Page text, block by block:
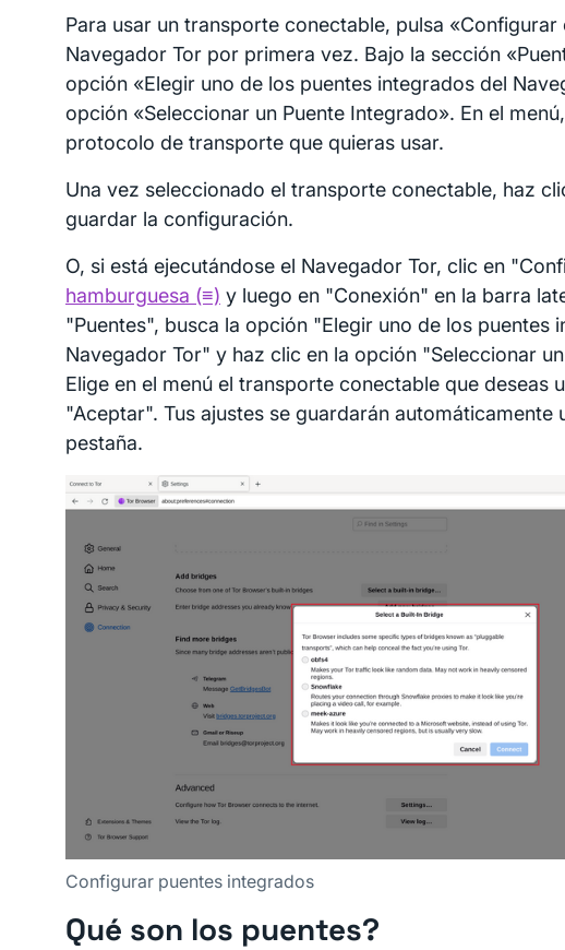
Para usar un transporte conectable, pulsa «Configurar
Navegador Tor por primera vez. Bajo la sección
opción «Elegir uno de los puentes integrados del
opción «Seleccionar un Puente Integrado». En el
protocolo de transporte que quieras usar.
Una vez seleccionado el transporte conectable, haz
guardar la configuración.
O, si está ejecutándose el Navegador Tor, clic en
hamburguesa (≡) y luego en "Conexión" en la barra
"Puentes", busca la opción "Elegir uno de los puentes
Navegador Tor" y haz clic en la opción "Seleccionar
Elige en el menú el transporte conectable que deseas
"Aceptar". Tus ajustes se guardarán automáticamente
pestaña.
Configurar puentes integrados
Qué son los puentes?